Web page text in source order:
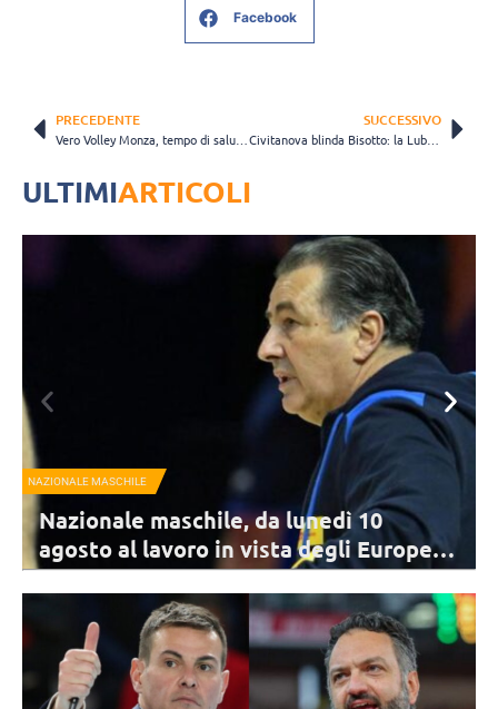
Facebook
PRECEDENTE SUCCESSIVO
Civitanova blinda Bisotto: la Lube e il libero ancora insieme fino al 2029
ULTIMIARTICOLI
NAZIONALE MASCHILE
Nazionale maschile, da lunedì 10
agosto al lavoro in vista degli Europei: i
convocati
avvicinamento agli Europei. I 17 convocati di De Giorgi per il primo